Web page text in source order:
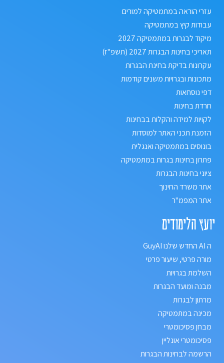
עזרי הוראה במתמטיקה למורים
עבודות קיץ במתמטיקה
מיקוד לבגרות במתמטיקה 2027
תאריכי בחינות הבגרות 2027 (תשפ"ז)
עקרונות בדיקת בחינת הבגרות
מתכונות ובגרויות משנים קודמות
דפי נוסחאות
חרדת בחינות
לקויות למידה והקלות בבחינות
הזמנת תכני האתר למוסדות
בונוסים במתמטיקה ואנגלית
פתרון בחינות בגרות במתמטיקה
ציוני בחינות הבגרות
אתר משרד החינוך
אתר המפמ"ר
יועץ הלימודים
ה AI החדש שלנו GuyAI
מורה פרטי, שיעור פרטי
השלמת בגרויות
מבנה ומועד הבגרות
מרתון לבגרות
מכינה במתמטיקה
מבחן פסיכומטרי
פסיכומטרי אונליין
הרשמה לבחינות הבגרות